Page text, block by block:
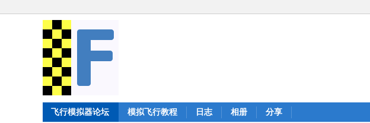
飞行模拟器论坛 模拟飞行教程 日志 相册 分享